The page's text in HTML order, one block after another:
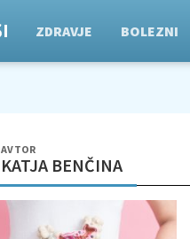
ZDRAVJE BOLEZNI
AVTOR
KATJA BENČINA